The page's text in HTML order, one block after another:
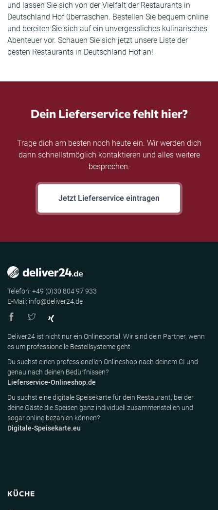
und lassen Sie sich von der Vielfalt der Restaurants in
Deutschland Hof überraschen. Bestellen Sie bequem online
und bereiten Sie sich auf ein unvergessliches kulinarisches
Abenteuer vor. Schauen Sie sich jetzt unsere Liste der
besten Restaurants in Deutschland Hof an!
Dein Lieferservice fehlt hier?
Trage dich am besten noch heute ein. Wir werden dich
dann schnellstmöglich kontaktieren und alles weitere
besprechen.
Jetzt Lieferservice eintragen
Telefon: +49 (0)30 804 97 933
E-Mail: info@deliver24.de
Deliver24 ist nicht nur ein Onlineportal. Wir sind dein Partner, wenn
es um professionelle Bestellsysteme geht.
Du suchst einen professionellen Onlineshop nach deinem CI und
genau nach deinen Bedürfnissen?
Lieferservice-Onlineshop.de
Du suchst eine digitale Speisekarte für dein Restaurant, bei der
deine Gäste die Speisen ganz individuell zusammenstellen und
sogar online bezahlen können?
Digitale-Speisekarte.eu
KÜCHE